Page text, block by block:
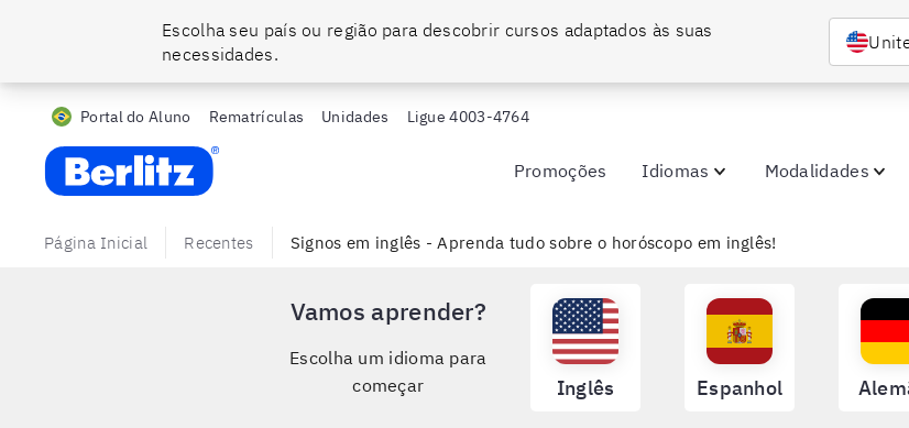
Escolha seu país ou região para descobrir cursos adaptados às suas
necessidades.
Portal do Aluno Rematrículas Unidades Ligue 4003-4764
Berlitz BR
Promoções Idiomas Modalidades
Página Inicial Recentes Signos em inglês - Aprenda tudo sobre o horóscopo em inglês!
Vamos aprender?
Escolha um idioma para
começar
Inglês Espanhol